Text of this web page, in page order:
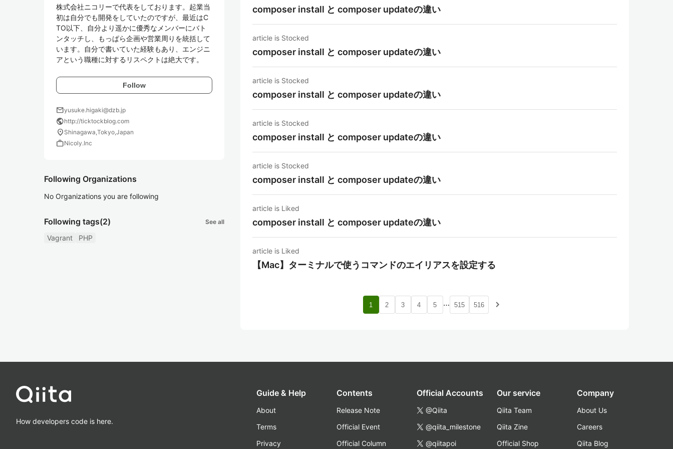
株式会社ニコリーで代表をしております。起業当
初は自分でも開発をしていたのですが、最近はC
TO以下、自分より遥かに優秀なメンバーにバト
ンタッチし、もっぱら企画や営業周りを統括して
います。自分で書いていた経験もあり、エンジニ
アという職種に対するリスペクトは絶大です。
Follow
mailyusuke.higaki@dzb.jp
publichttp://ticktockblog.com
location_on Shinagawa,Tokyo,Japan
workNicoly.Inc
Following Organizations
No Organizations you are following
Following tags(2) See all
Vagrant PHP
composer install と composer updateの違い
article is Stocked
composer install と composer updateの違い
article is Stocked
composer install と composer updateの違い
article is Stocked
composer install と composer updateの違い
article is Stocked
composer install と composer updateの違い
article is Liked
composer install と composer updateの違い
article is Liked
【Mac】ターミナルで使うコマンドのエイリアスを設定する
1 2 3 4 5 … 515 516 navigate_next
How developers code is here.
Guide & Help
About
Terms
Privacy
Contents
Release Note
Official Event
Official Column
Official Accounts
@Qiita
@qiita_milestone
@qiitapoi
Our service
Qiita Team
Qiita Zine
Official Shop
Company
About Us
Careers
Qiita Blog